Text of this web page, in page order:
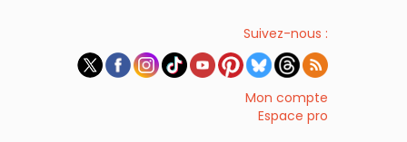
Suivez-nous :
Mon compte
Espace pro